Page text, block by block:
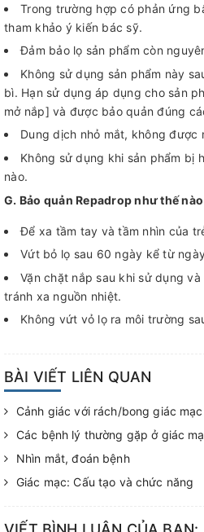
Trong trường hợp có phản ứng
tham khảo ý kiến bác sỹ.
Đảm bảo lọ sản phẩm còn
Không sử dụng sản phẩm này
bì. Hạn sử dụng áp dụng cho sản
mở nắp] và được bảo quản đúng
Dung dịch nhỏ mắt, không được
Không sử dụng khi sản phẩm bị
nào.
G. Bảo quản Repadrop như thế nào
Để xa tầm tay và tầm nhìn của
Vứt bỏ lọ sau 60 ngày kể từ
Vặn chặt nắp sau khi sử dụng
tránh xa nguồn nhiệt.
Không vứt vỏ lọ ra môi trường
BÀI VIẾT LIÊN QUAN
Cảnh giác với rách/bong giác mạc
Các bệnh lý thường gặp ở giác
Nhìn mắt, đoán bệnh
Giác mạc: Cấu tạo và chức năng